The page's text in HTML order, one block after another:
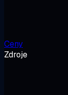
Ceny
Zdroje